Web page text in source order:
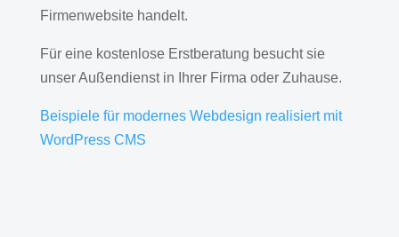
Firmenwebsite handelt.
Für eine kostenlose Erstberatung besucht sie
unser Außendienst in Ihrer Firma oder Zuhause.
Beispiele für modernes Webdesign realisiert mit
WordPress CMS